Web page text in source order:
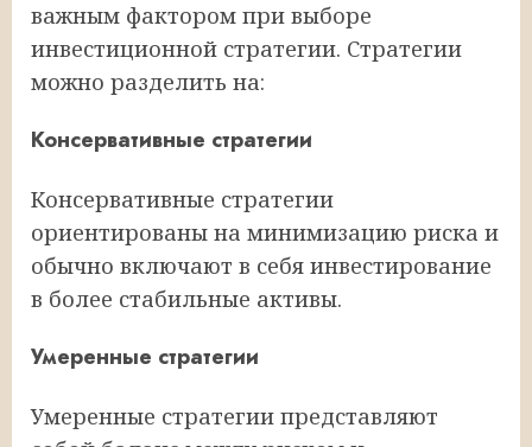
важным фактором при выборе
инвестиционной стратегии. Стратегии
можно разделить на:
Консервативные стратегии
Консервативные стратегии
ориентированы на минимизацию риска и
обычно включают в себя инвестирование
в более стабильные активы.
Умеренные стратегии
Умеренные стратегии представляют